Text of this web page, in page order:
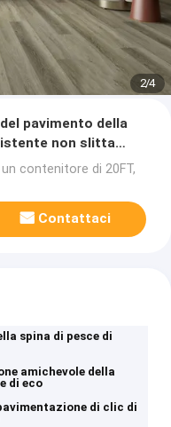
2/4
pavimento della
non slitta
un contenitore di 20FT,
Contattaci
spina di pesce di
amichevole della
di eco
di clic di